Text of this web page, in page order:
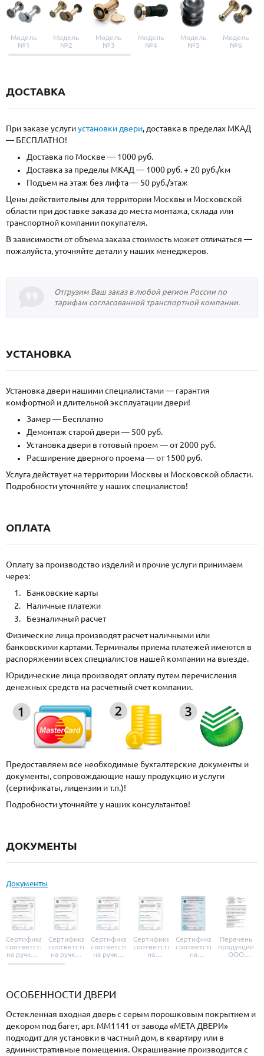
Модель
№1
Модель
№2
Модель
№3
Модель
№4
Модель
№5
Модель
№6
ДОСТАВКА
При заказе услугиустановки двери, доставка в пределах МКАД
— БЕСПЛАТНО!
Доставка по Москве — 1000 руб.
Доставка за пределы МКАД — 1000 руб. + 20 руб./км
Подъем на этаж без лифта — 50 руб./этаж
Цены действительны для территории Москвы и Московской
области при доставке заказа до места монтажа, склада или
транспортной компании покупателя.
В зависимости от объема заказа стоимость может отличаться —
пожалуйста, уточняйте детали у наших менеджеров.
Отгрузим Ваш заказ в любой регион России по
тарифам согласованной транспортной компании.
УСТАНОВКА
Установка двери нашими специалистами — гарантия
комфортной и длительной эксплуатации двери!
Замер — Бесплатно
Демонтаж старой двери — 500 руб.
Установка двери в готовый проем — от 2000 руб.
Расширение дверного проема — от 1500 руб.
Услуга действует на территории Москвы и Московской области.
Подробности уточняйте у наших специалистов!
ОПЛАТА
Оплату за производство изделий и прочие услуги принимаем
через:
Банковские карты
Наличные платежи
Безналичный расчет
Физические лица производят расчет наличными или
банковскими картами. Терминалы приема платежей имеются в
распоряжении всех специалистов нашей компании на выезде.
Юридические лица производят оплату путем перечисления
денежных средств на расчетный счет компании.
Предоставляем все необходимые бухгалтерские документы и
документы, сопровождающие нашу продукцию и услуги
(сертификаты, лицензии и т.п.)!
Подробности уточняйте у наших консультантов!
ДОКУМЕНТЫ
Документы
Сертификат
соответствия
на ручки и
броненакладки
Сертификат
соответствия
на ручки-
защелки
Сертификат
соответствия
на ручки-
Сертификат
соответствия
на
Сертификат
соответствия
на
Перечень
продукции
ООО
ОСОБЕННОСТИ ДВЕРИ
Остекленная входная дверь с серым порошковым покрытием и
декором под багет, арт. ММ1141 от завода «МЕТА ДВЕРИ»
подходит для установки в частный дом, в квартиру или в
административные помещения. Окрашивание производится с